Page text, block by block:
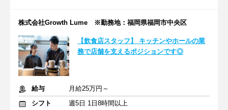
株式会社Growth Lume ※勤務地：福岡県福岡市中央区
【飲食店スタッフ】 キッチンやホールの業
務で店舗を支えるポジションです◎
給与
月給25万円～
シフト
週5日 1日8時間以上